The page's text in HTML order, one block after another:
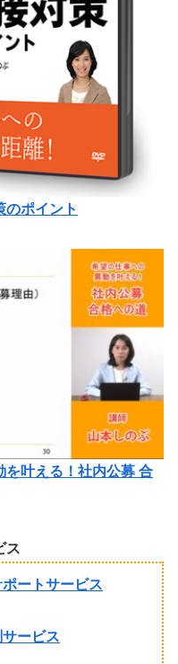
ポイント
を叶える！社内公募 合
ス
ートサービス
ービス